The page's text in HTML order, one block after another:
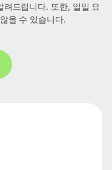
드립니다. 또한, 일일 요
을 수 있습니다.